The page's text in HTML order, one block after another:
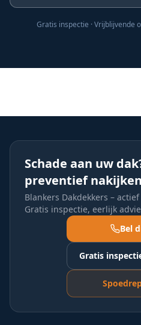
Gratis inspectie · Vrijblijvende
Schade aan uw
preventief
Blankers Dakdekkers –
Gratis inspectie, eerlijk
Bel
Gratis